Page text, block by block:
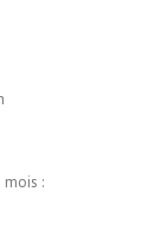
mois :